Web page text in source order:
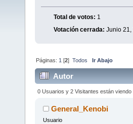
Total de votos: 1
Votación cerrada: Junio 21,
Páginas: 1 [2]Todos Ir Abajo
Autor
0 Usuarios y 2 Visitantes están viendo
General_Kenobi
Usuario